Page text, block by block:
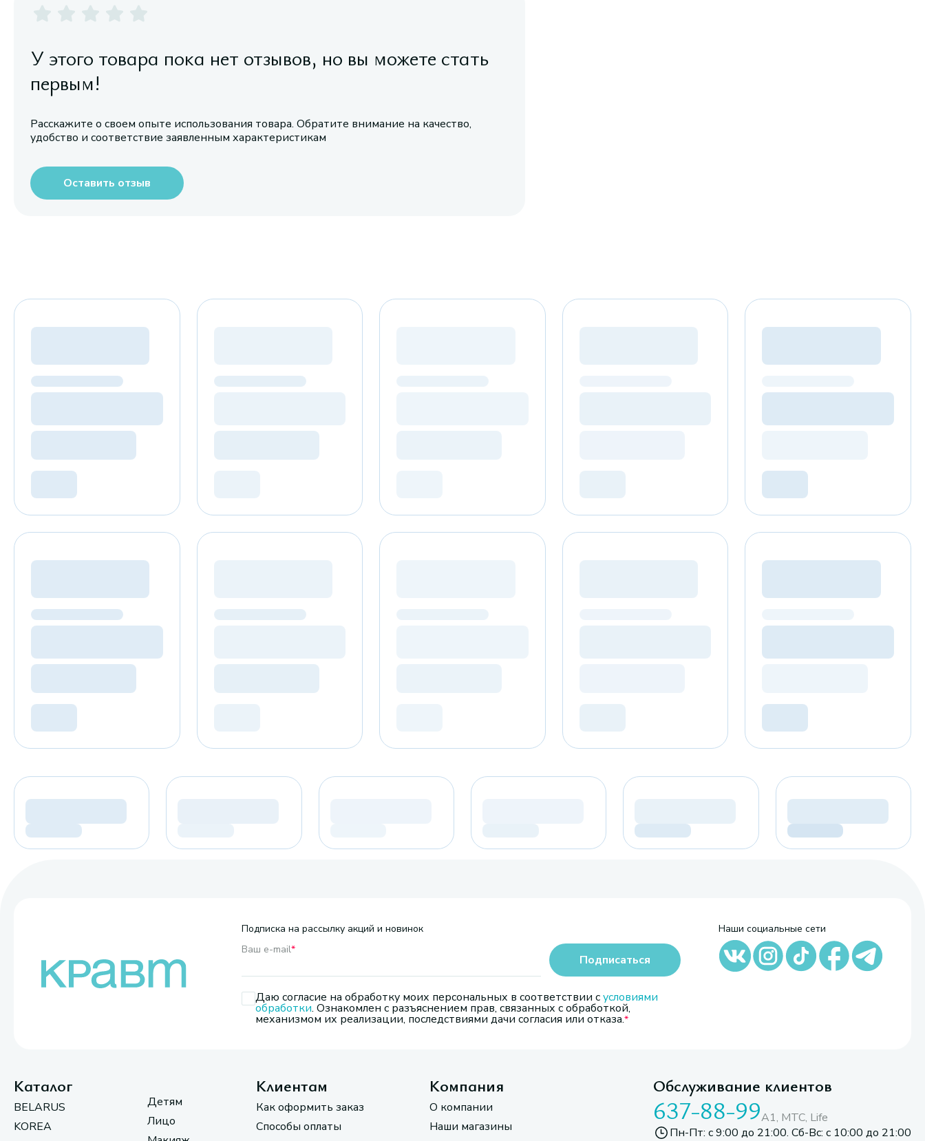
У этого товара пока нет отзывов, но вы можете стать
первым!
Расскажите о своем опыте использования товара. Обратите внимание на качество,
удобство и соответствие заявленным характеристикам
Оставить отзыв
Подписка на рассылку акций и новинок
Ваш e-mail*
Даю согласие на обработку моих персональных в соответствии сусловиями
обработки. Ознакомлен с разъяснением прав, связанных с обработкой,
механизмом их реализации, последствиями дачи согласия или отказа.
Подписаться
Наши социальные сети
Каталог
BELARUS
KOREA
Детям
Лицо
Клиентам
Как оформить заказ
Способы оплаты
Компания
О компании
Наши магазины
Обслуживание клиентов
637-88-99A1, МТС, Life
Пн-Пт: с 9:00 до 21:00. Сб-Вс: с 10:00 до 21:00